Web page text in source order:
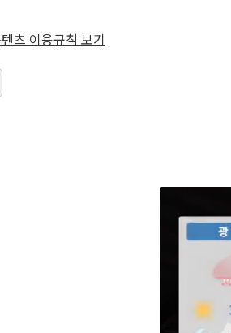
츠 이용규칙 보기